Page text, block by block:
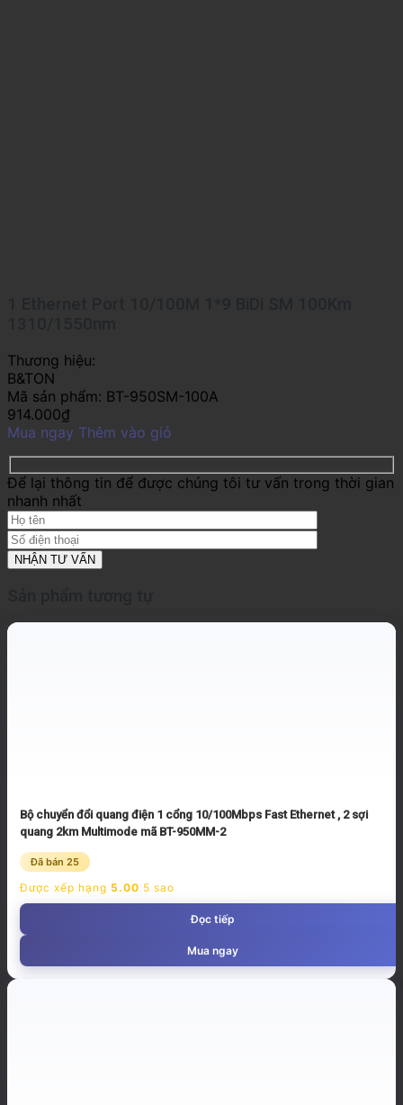
Thương hiệu:
B&TON
Mã sản phẩm: BT-950SM-100A
914.000₫
Mua ngay Thêm vào giỏ
Để lại thông tin để được chúng tôi tư vấn trong thời gian
nhanh nhất
Bộ chuyển đổi quang điện 1 cổng 10/100Mbps Fast Ethernet , 2 sợi
quang 2km Multimode mã BT-950MM-2
Đã bán 25
Được xếp hạng 5.00 5 sao
Đọc tiếp
Mua ngay